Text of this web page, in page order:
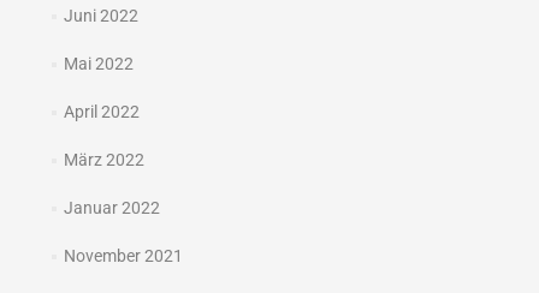
Juni 2022
Mai 2022
April 2022
März 2022
Januar 2022
November 2021